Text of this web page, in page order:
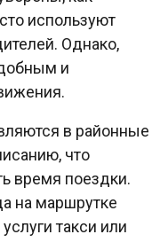
используют
Однако,
и
в районные
что
время поездки.
на маршрутке
такси или